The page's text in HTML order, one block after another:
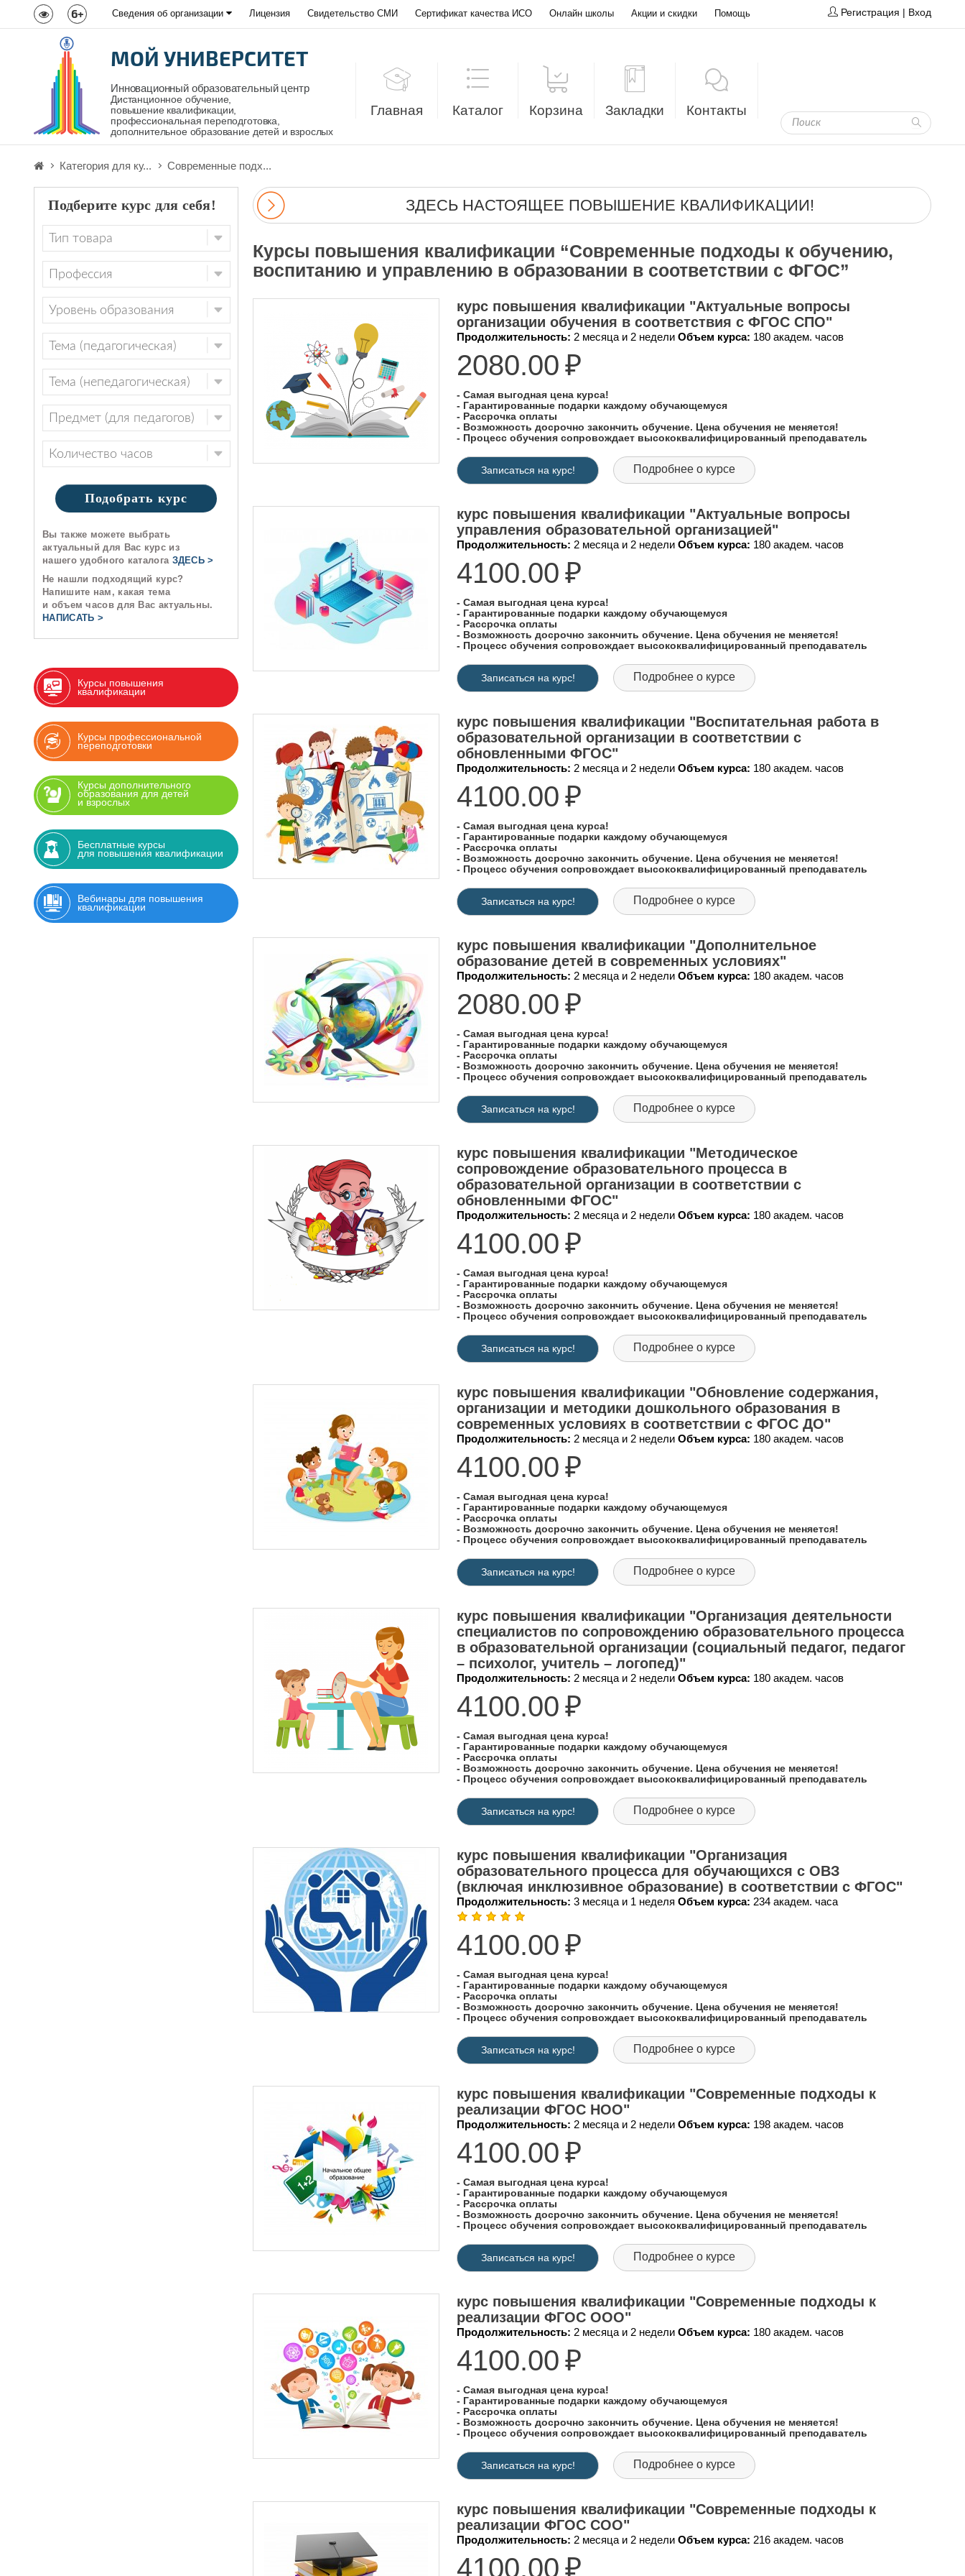
6+ Сведения об организации Лицензия Свидетельство СМИ Сертификат качества ИСО Онлайн школы Акции и скидки Помощь Регистрация | Вход
МОЙ УНИВЕРСИТЕТ
Инновационный образовательный центр
Дистанционное обучение,
повышение квалификации,
профессиональная переподготовка,
дополнительное образование детей и взрослых
Главная Каталог Корзина Закладки Контакты
Категория для ку... Современные подх...
Подберите курс для себя!
Подобрать курс
Вы также можете выбрать
актуальный для Вас курс из
нашего удобного каталога ЗДЕСЬ >
Не нашли подходящий курс?
Напишите нам, какая тема
и объем часов для Вас актуальны.
НАПИСАТЬ >
Курсы повышения
квалификации
Курсы профессиональной
переподготовки
Курсы дополнительного
образования для детей
и взрослых
Бесплатные курсы
для повышения квалификации
Вебинары для повышения
квалификации
ЗДЕСЬ НАСТОЯЩЕЕ ПОВЫШЕНИЕ КВАЛИФИКАЦИИ!
Курсы повышения квалификации “Современные подходы к обучению,
воспитанию и управлению в образовании в соответствии с ФГОС”
курс повышения квалификации "Актуальные вопросы
организации обучения в соответствия с ФГОС СПО"
Продолжительность: 2 месяца и 2 недели Объем курса: 180 академ. часов
2080.00 ₽
- Самая выгодная цена курса!
- Гарантированные подарки каждому обучающемуся
- Рассрочка оплаты
- Возможность досрочно закончить обучение. Цена обучения не меняется!
- Процесс обучения сопровождает высококвалифицированный преподаватель
Записаться на курс! Подробнее о курсе
курс повышения квалификации "Актуальные вопросы
управления образовательной организацией"
Продолжительность: 2 месяца и 2 недели Объем курса: 180 академ. часов
4100.00 ₽
- Самая выгодная цена курса!
- Гарантированные подарки каждому обучающемуся
- Рассрочка оплаты
- Возможность досрочно закончить обучение. Цена обучения не меняется!
- Процесс обучения сопровождает высококвалифицированный преподаватель
Записаться на курс! Подробнее о курсе
курс повышения квалификации "Воспитательная работа в
образовательной организации в соответствии с
обновленными ФГОС"
Продолжительность: 2 месяца и 2 недели Объем курса: 180 академ. часов
4100.00 ₽
- Самая выгодная цена курса!
- Гарантированные подарки каждому обучающемуся
- Рассрочка оплаты
- Возможность досрочно закончить обучение. Цена обучения не меняется!
- Процесс обучения сопровождает высококвалифицированный преподаватель
Записаться на курс! Подробнее о курсе
курс повышения квалификации "Дополнительное
образование детей в современных условиях"
Продолжительность: 2 месяца и 2 недели Объем курса: 180 академ. часов
2080.00 ₽
- Самая выгодная цена курса!
- Гарантированные подарки каждому обучающемуся
- Рассрочка оплаты
- Возможность досрочно закончить обучение. Цена обучения не меняется!
- Процесс обучения сопровождает высококвалифицированный преподаватель
Записаться на курс! Подробнее о курсе
курс повышения квалификации "Методическое
сопровождение образовательного процесса в
образовательной организации в соответствии с
обновленными ФГОС"
Продолжительность: 2 месяца и 2 недели Объем курса: 180 академ. часов
4100.00 ₽
- Самая выгодная цена курса!
- Гарантированные подарки каждому обучающемуся
- Рассрочка оплаты
- Возможность досрочно закончить обучение. Цена обучения не меняется!
- Процесс обучения сопровождает высококвалифицированный преподаватель
Записаться на курс! Подробнее о курсе
курс повышения квалификации "Обновление содержания,
организации и методики дошкольного образования в
современных условиях в соответствии с ФГОС ДО"
Продолжительность: 2 месяца и 2 недели Объем курса: 180 академ. часов
4100.00 ₽
- Самая выгодная цена курса!
- Гарантированные подарки каждому обучающемуся
- Рассрочка оплаты
- Возможность досрочно закончить обучение. Цена обучения не меняется!
- Процесс обучения сопровождает высококвалифицированный преподаватель
Записаться на курс! Подробнее о курсе
курс повышения квалификации "Организация деятельности
специалистов по сопровождению образовательного процесса
в образовательной организации (социальный педагог, педагог
– психолог, учитель – логопед)"
Продолжительность: 2 месяца и 2 недели Объем курса: 180 академ. часов
4100.00 ₽
- Самая выгодная цена курса!
- Гарантированные подарки каждому обучающемуся
- Рассрочка оплаты
- Возможность досрочно закончить обучение. Цена обучения не меняется!
- Процесс обучения сопровождает высококвалифицированный преподаватель
Записаться на курс! Подробнее о курсе
курс повышения квалификации "Организация
образовательного процесса для обучающихся с ОВЗ
(включая инклюзивное образование) в соответствии с ФГОС"
Продолжительность: 3 месяца и 1 неделя Объем курса: 234 академ. часа
4100.00 ₽
- Самая выгодная цена курса!
- Гарантированные подарки каждому обучающемуся
- Рассрочка оплаты
- Возможность досрочно закончить обучение. Цена обучения не меняется!
- Процесс обучения сопровождает высококвалифицированный преподаватель
Записаться на курс! Подробнее о курсе
курс повышения квалификации "Современные подходы к
реализации ФГОС НОО"
Продолжительность: 2 месяца и 2 недели Объем курса: 198 академ. часов
4100.00 ₽
- Самая выгодная цена курса!
- Гарантированные подарки каждому обучающемуся
- Рассрочка оплаты
- Возможность досрочно закончить обучение. Цена обучения не меняется!
- Процесс обучения сопровождает высококвалифицированный преподаватель
Записаться на курс! Подробнее о курсе
курс повышения квалификации "Современные подходы к
реализации ФГОС ООО"
Продолжительность: 2 месяца и 2 недели Объем курса: 180 академ. часов
4100.00 ₽
- Самая выгодная цена курса!
- Гарантированные подарки каждому обучающемуся
- Рассрочка оплаты
- Возможность досрочно закончить обучение. Цена обучения не меняется!
- Процесс обучения сопровождает высококвалифицированный преподаватель
Записаться на курс! Подробнее о курсе
курс повышения квалификации "Современные подходы к
реализации ФГОС СОО"
Продолжительность: 2 месяца и 2 недели Объем курса: 216 академ. часов
4100.00 ₽